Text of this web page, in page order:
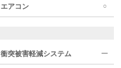
エアコン ○
衝突被害軽減システム ー